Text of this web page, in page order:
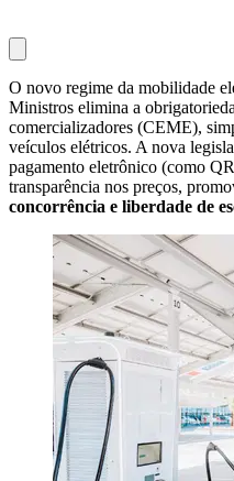
O novo regime da mobilidade
Ministros elimina a
comercializadores (CEME),
veículos elétricos. A nova
pagamento eletrônico (como
transparência nos preços,
concorrência e liberdade de